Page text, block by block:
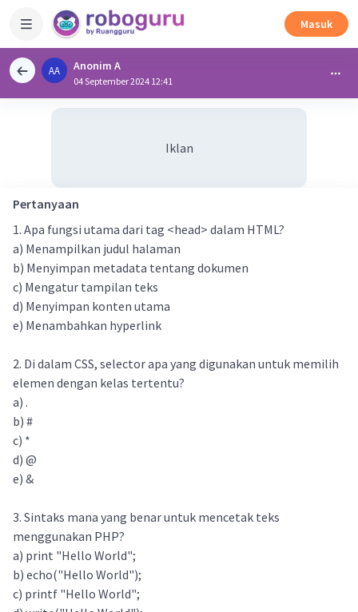
Masuk
AA Anonim A
04 September 2024 12:41
Iklan
Pertanyaan
1. Apa fungsi utama dari tag <head> dalam HTML?
a) Menampilkan judul halaman
b) Menyimpan metadata tentang dokumen
c) Mengatur tampilan teks
d) Menyimpan konten utama
e) Menambahkan hyperlink
2. Di dalam CSS, selector apa yang digunakan untuk memilih
elemen dengan kelas tertentu?
a) .
b) #
c) *
d) @
e) &
3. Sintaks mana yang benar untuk mencetak teks
menggunakan PHP?
a) print "Hello World";
b) echo("Hello World");
c) printf "Hello World";